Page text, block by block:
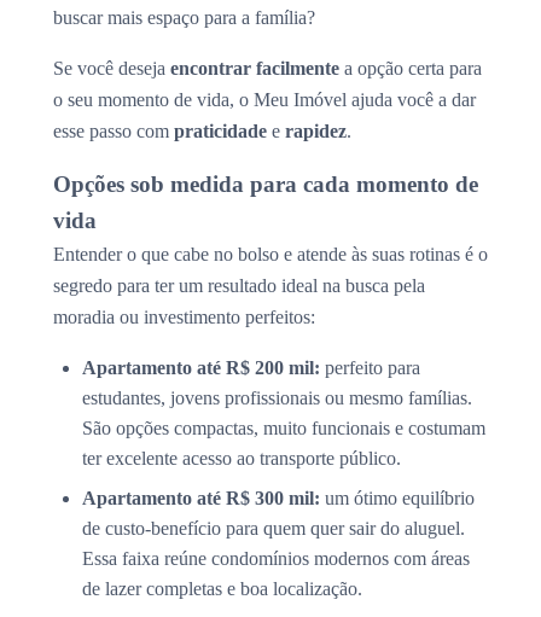
buscar mais espaço para a família?
Se você deseja encontrar facilmente a opção certa para
o seu momento de vida, o Meu Imóvel ajuda você a dar
esse passo com praticidade e rapidez.
Opções sob medida para cada momento de
vida
Entender o que cabe no bolso e atende às suas rotinas é o
segredo para ter um resultado ideal na busca pela
moradia ou investimento perfeitos:
Apartamento até R$ 200 mil: perfeito para
estudantes, jovens profissionais ou mesmo famílias.
São opções compactas, muito funcionais e costumam
ter excelente acesso ao transporte público.
Apartamento até R$ 300 mil: um ótimo equilíbrio
de custo-benefício para quem quer sair do aluguel.
Essa faixa reúne condomínios modernos com áreas
de lazer completas e boa localização.